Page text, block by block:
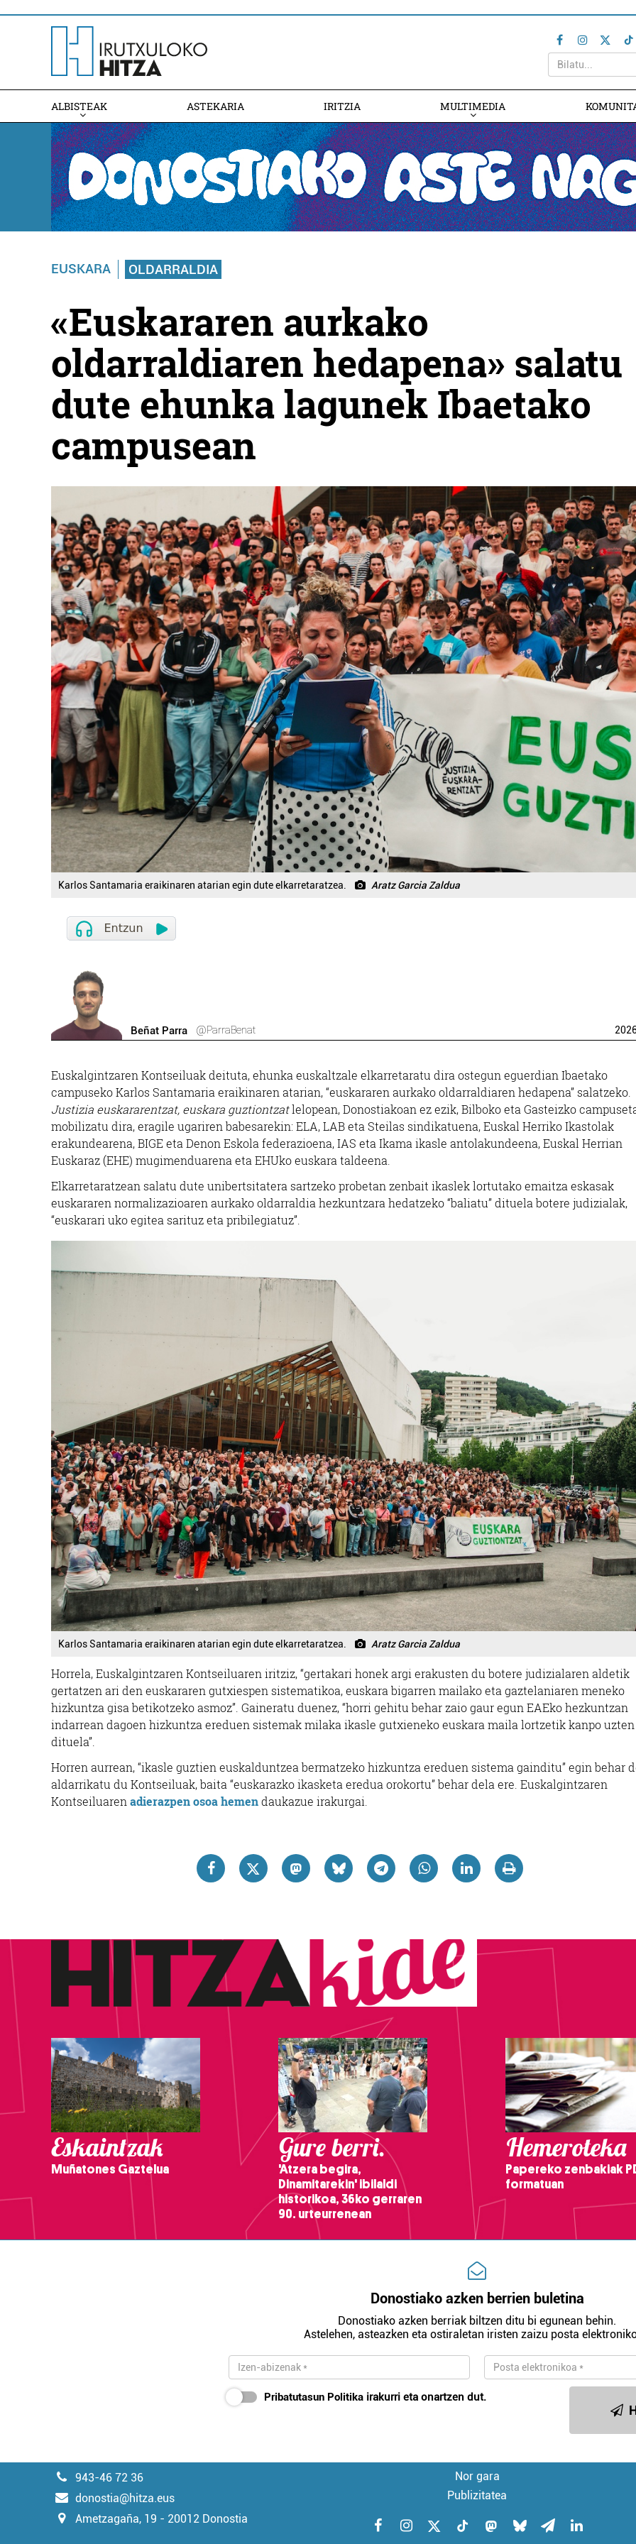
ALBISTEAK ASTEKARIA IRITZIA MULTIMEDIA
EUSKARA OLDARRALDIA
«Euskararen aurkako
oldarraldiaren hedapena» salatu
dute ehunka lagunek Ibaetako
campusean
Karlos Santamaria eraikinaren atarian egin dute elkarretaratzea. Aratz Garcia Zaldua
Beñat Parra @ParraBenat
Euskalgintzaren Kontseiluak deituta, ehunka euskaltzale elkarretaratu dira ostegun eguerdian Ibaetako
campuseko Karlos Santamaria eraikinaren atarian, “euskararen aurkako oldarraldiaren hedapena” salatzeko.
Justizia euskararentzat, euskara guztiontzatlelopean, Donostiakoan ez ezik, Bilboko eta Gasteizko
mobilizatu dira, eragile ugariren babesarekin: ELA, LAB eta Steilas sindikatuena, Euskal Herriko Ikastolak
erakundearena, BIGE eta Denon Eskola federazioena, IAS eta Ikama ikasle antolakundeena, Euskal Herrian
Euskaraz (EHE) mugimenduarena eta EHUko euskara taldeena.
Elkarretaratzean salatu dute unibertsitatera sartzeko probetan zenbait ikaslek lortutako emaitza eskasak
euskararen normalizazioaren aurkako oldarraldia hezkuntzara hedatzeko “baliatu” dituela botere judizialak,
“euskarari uko egitea sarituz eta pribilegiatuz”.
Karlos Santamaria eraikinaren atarian egin dute elkarretaratzea. Aratz Garcia Zaldua
Horrela, Euskalgintzaren Kontseiluaren iritziz, “gertakari honek argi erakusten du botere judizialaren aldetik
gertatzen ari den euskararen gutxiespen sistematikoa, euskara bigarren mailako eta gaztelaniaren meneko
hizkuntza gisa betikotzeko asmoz”. Gaineratu duenez, “horri gehitu behar zaio gaur egun EAEko hezkuntzan
indarrean dagoen hizkuntza ereduen sistemak milaka ikasle gutxieneko euskara maila lortzetik kanpo uzten
dituela”.
Horren aurrean, “ikasle guztien euskalduntzea bermatzeko hizkuntza ereduen sistema gainditu” egin behar
aldarrikatu du Kontseiluak, baita “euskarazko ikasketa eredua orokortu” behar dela ere. Euskalgintzaren
Kontseiluaren adierazpen osoa hemendaukazue irakurgai.
Eskaintzak
Muñatones Gaztelua
Gure berri.
'Atzera begira,
Dinamitarekin' ibilaldi
historikoa, 36ko gerraren
90. urteurrenean
Hemeroteka
Papereko zenbakiak
formatuan
Donostiako azken berrien buletina
Donostiako azken berriak biltzen ditu bi egunean behin.
Astelehen, asteazken eta ostiraletan iristen zaizu posta
Pribatutasun Politika irakurri eta onartzen dut.
943-46 72 36
donostia@hitza.eus
Ametzagaña, 19 - 20012 Donostia
Nor gara
Publizitatea